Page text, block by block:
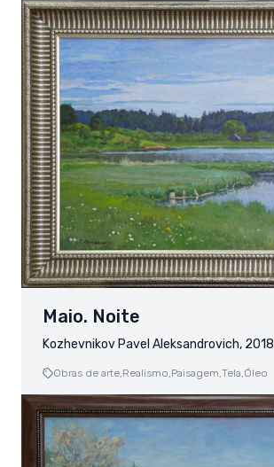
Maio. Noite
Kozhevnikov Pavel Aleksandrovich, 2018
Obras de arte,Realismo,Paisagem,Tela,Óleo